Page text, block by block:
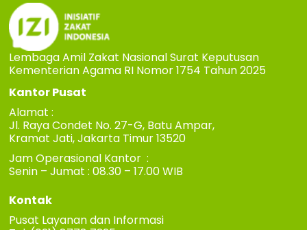
Lembaga Amil Zakat Nasional Surat Keputusan
Kementerian Agama RI Nomor 1754 Tahun 2025
Kantor Pusat
Alamat :
Jl. Raya Condet No. 27-G, Batu Ampar,
Kramat Jati, Jakarta Timur 13520
Jam Operasional Kantor :
Senin – Jumat : 08.30 – 17.00 WIB
Kontak
Pusat Layanan dan Informasi